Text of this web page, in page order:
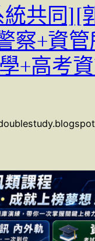
統共同][
察+資
+高考